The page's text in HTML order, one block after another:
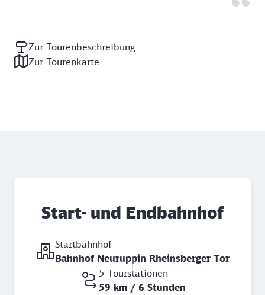
Zur Tourenbeschreibung
Zur Tourenkarte
Start- und Endbahnhof
Startbahnhof
Bahnhof Neuruppin Rheinsberger Tor
5 Tourstationen
59 km / 6 Stunden